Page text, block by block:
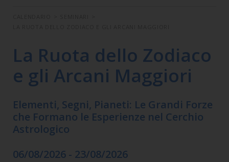
La Ruota dello Zodiaco
e gli Arcani Maggiori
Elementi, Segni, Pianeti: Le Grandi Forze
che Formano le Esperienze nel Cerchio
Astrologico
06/08/2026 - 23/08/2026